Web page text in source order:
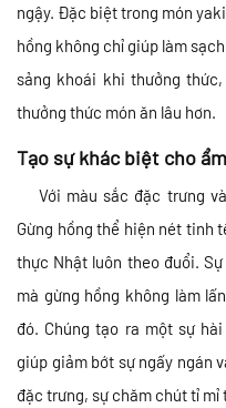
ngậy. Đặc biệt trong món
hồng không chỉ giúp làm
sảng khoái khi thưởng
thưởng thức món ăn lâu hơn.
Tạo sự khác biệt cho
Với màu sắc đặc trưng
Gừng hồng thể hiện nét tinh
thực Nhật luôn theo đuổi.
mà gừng hồng không làm
đó. Chúng tạo ra một sự
giúp giảm bớt sự ngấy ngán
đặc trưng, sự chăm chút tỉ